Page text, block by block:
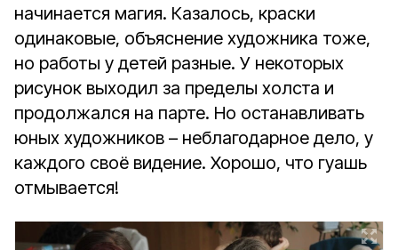
начинается магия. Казалось, краски
одинаковые, объяснение художника тоже,
но работы у детей разные. У некоторых
рисунок выходил за пределы холста и
продолжался на парте. Но останавливать
юных художников – неблагодарное дело, у
каждого своё видение. Хорошо, что гуашь
отмывается!